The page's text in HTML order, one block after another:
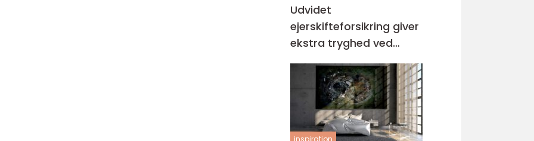
Udvidet
ejerskifteforsikring giver
ekstra tryghed ved
boligkøb
inspiration